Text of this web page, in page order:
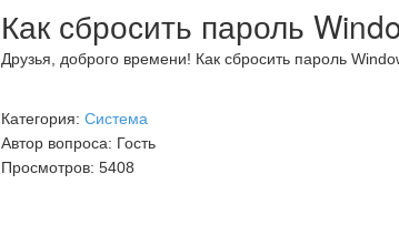
Как сбросить пароль
Друзья, доброго времени! Как сбросить пароль
Категория: Система
Автор вопроса: Гость
Просмотров: 5408